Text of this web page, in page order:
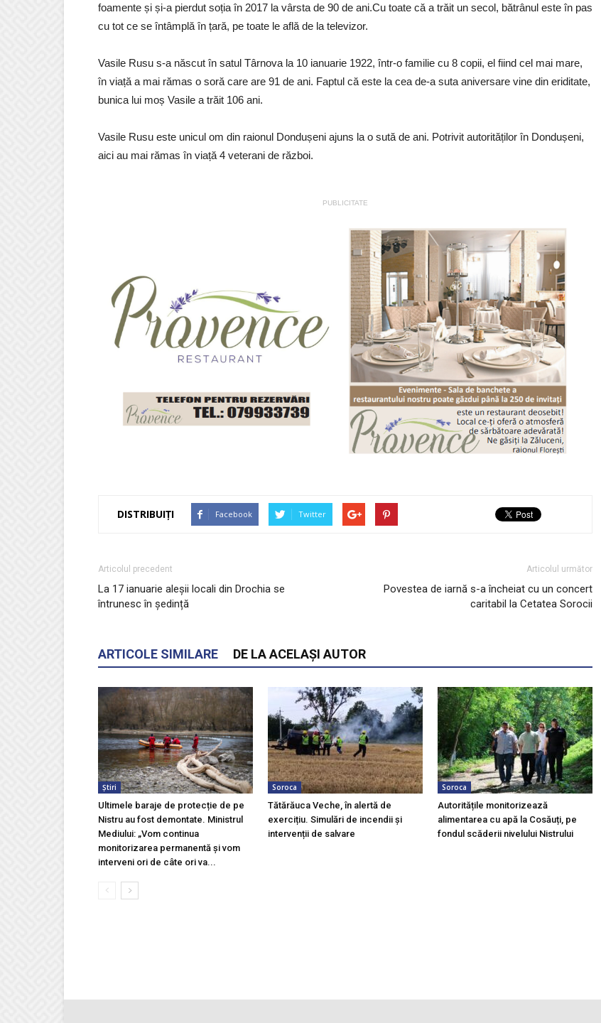
foamente și și-a pierdut soția în 2017 la vârsta de 90 de ani.Cu toate că a trăit un secol, bătrânul este în pas
cu tot ce se întâmplă în țară, pe toate le află de la televizor.
Vasile Rusu s-a născut în satul Târnova la 10 ianuarie 1922, într-o familie cu 8 copii, el fiind cel mai mare,
în viață a mai rămas o soră care are 91 de ani. Faptul că este la cea de-a suta aniversare vine din eriditate,
bunica lui moș Vasile a trăit 106 ani.
Vasile Rusu este unicul om din raionul Dondușeni ajuns la o sută de ani. Potrivit autorităților în Dondușeni,
aici au mai rămas în viață 4 veterani de război.
PUBLICITATE
DISTRIBUIȚI Facebook Twitter
Articolul precedent
La 17 ianuarie aleșii locali din Drochia se
întrunesc în ședință
Articolul următor
Povestea de iarnă s-a încheiat cu un concert
caritabil la Cetatea Sorocii
ARTICOLE SIMILARE DE LA ACELAȘI AUTOR
Știri
Ultimele baraje de protecție de pe
Nistru au fost demontate. Ministrul
Mediului: „Vom continua
monitorizarea permanentă și vom
interveni ori de câte ori va...
Soroca
Tătărăuca Veche, în alertă de
exercițiu. Simulări de incendii și
intervenții de salvare
Soroca
Autoritățile monitorizează
alimentarea cu apă la Cosăuți, pe
fondul scăderii nivelului Nistrului